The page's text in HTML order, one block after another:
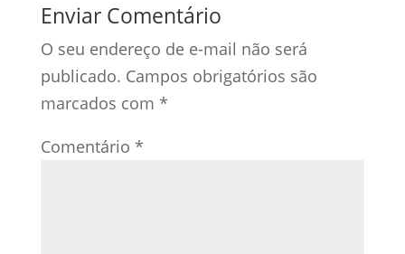
Enviar Comentário
O seu endereço de e-mail não será
publicado. Campos obrigatórios são
marcados com *
Comentário *